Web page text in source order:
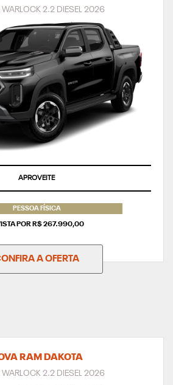
WARLOCK 2.2 DIESEL 2026
APROVEITE
PESSOA FÍSICA
POR R$ 267.990,00
A OFERTA
RAM DAKOTA
WARLOCK 2.2 DIESEL 2026